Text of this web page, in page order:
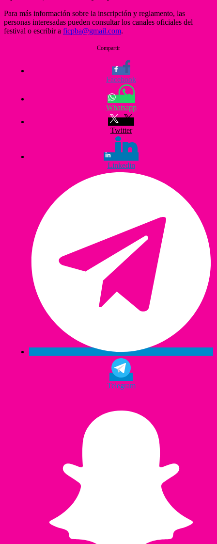
Para más información sobre la inscripción y reglamento, las
personas interesadas pueden consultar los canales oficiales del
festival o escribir a ficpba@gmail.com.
Compartir
Facebook
Whatsapp
Twitter
Linkedin
Telegram